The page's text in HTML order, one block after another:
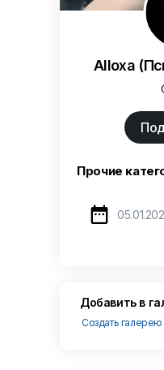
Alloxa
Прочие

Добавить в
Создать галерею